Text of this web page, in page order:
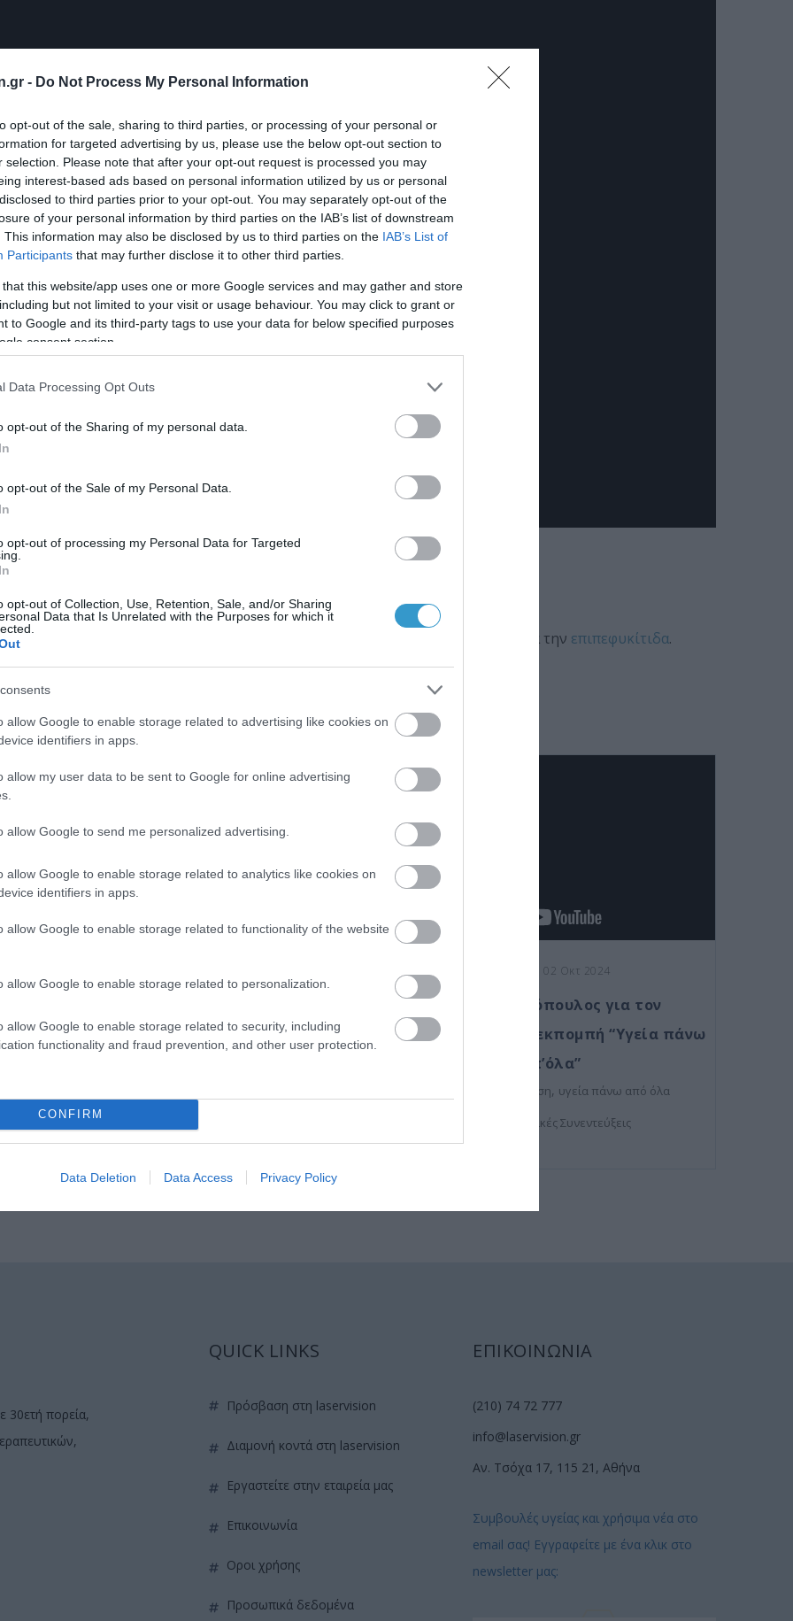
- Do Not Process My Personal Information
opt-out of the sale, sharing to third parties, or processing of your personal or
for targeted advertising by us, please use the below opt-out section to
selection. Please note that after your opt-out request is processed you may
interest-based ads based on personal information utilized by us or personal
to third parties prior to your opt-out. You may separately opt-out of the
of your personal information by third parties on the IAB’s list of downstream
This information may also be disclosed by us to third parties on the IAB’s List of
Participants that may further disclose it to other third parties.
that this website/app uses one or more Google services and may gather and store
but not limited to your visit or usage behaviour. You may click to grant or
to Google and its third-party tags to use your data for below specified purposes
consent section.
Data Processing Opt Outs
opt-out of the Sharing of my personal data.
opt-out of the Sale of my Personal Data.
opt-out of processing my Personal Data for Targeted
opt-out of Collection, Use, Retention, Sale, and/or Sharing
Data that Is Unrelated with the Purposes for which it
allow Google to enable storage related to advertising like cookies on
identifiers in apps.
allow my user data to be sent to Google for online advertising
allow Google to send me personalized advertising.
allow Google to enable storage related to analytics like cookies on
identifiers in apps.
allow Google to enable storage related to functionality of the website
allow Google to enable storage related to personalization.
allow Google to enable storage related to security, including
functionality and fraud prevention, and other user protection.
CONFIRM
Data Deletion Data Access Privacy Policy
επιπεφυκίτιδα
μιλάει στην εκπομπή του Ηλία Αλεξάκη και τη Σοφία Νέτα, «Check up» , για την επιπεφυκίτιδα.
laser μυωπίας,λειζερ μυωπίας,μυωπία
Posted on 02 Οκτ 2024
Ο δρ Κανελλόπουλος για τον
καταρράκτη στην εκπομπή “Υγεία πάνω
απ’όλα”
όραση, υγεία πάνω από όλα
Τηλεοπτικές Συνεντεύξεις
πορεία,
QUICK LINKS
πρόσβαση στη laservision
διαμονή κοντά στη laservision
εργαστείτε στην εταιρεία μας
επικοινωνία
όροι χρήσης
προσωπικά δεδομένα
ΕΠΙΚΟΙΝΩΝΙΑ
(210) 74 72 777
info@laservision.gr
Αν. Τσόχα 17, 115 21, Αθήνα
Συμβουλές υγείας και χρήσιμα νέα στο
email σας! Εγγραφείτε με ένα κλικ στο
newsletter μας: